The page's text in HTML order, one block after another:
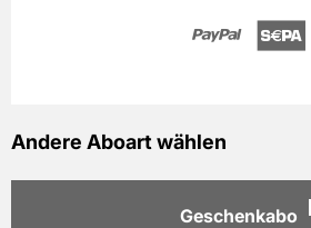
Andere Aboart wählen
Geschenkabo